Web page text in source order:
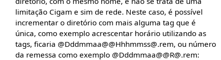
limitação Cigam e sim de rede. Neste caso, é possível
incrementar o diretório com mais alguma tag que é
única, como exemplo acrescentar horário utilizando as
tags, ficaria @Dddmmaa@@Hhhmmss@.rem, ou número
da remessa como exemplo @Dddmmaa@@R@.rem: